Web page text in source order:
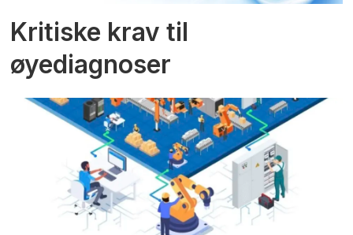
Kritiske krav til
øyediagnoser